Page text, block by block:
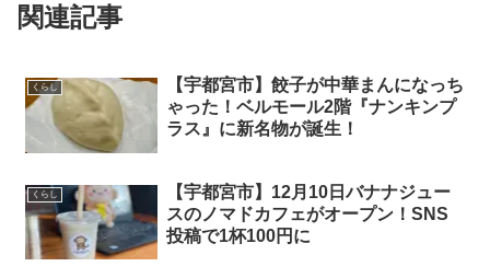
関連記事
くらし
【宇都宮市】餃子が中華まんになっち
ゃった！ベルモール2階『ナンキンプ
ラス』に新名物が誕生！
くらし
【宇都宮市】12月10日バナナジュー
スのノマドカフェがオープン！SNS
投稿で1杯100円に